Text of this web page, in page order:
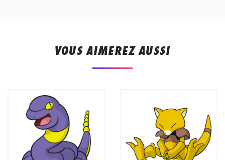
VOUS AIMEREZ AUSSI